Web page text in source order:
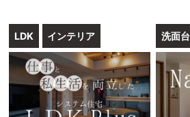
LDK インテリア 洗面台